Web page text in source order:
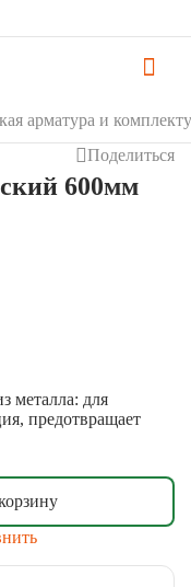
арматура и
Поделиться
600мм
металла: для
предотвращает